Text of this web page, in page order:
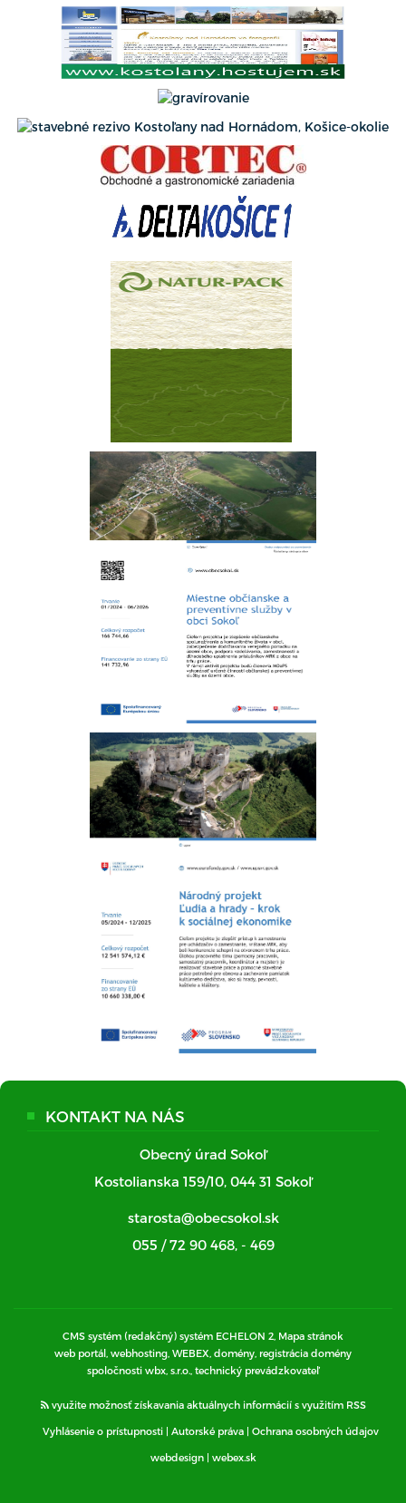
KONTAKT NA NÁS
Obecný úrad Sokoľ
Kostolianska 159/10, 044 31 Sokoľ
starosta@obecsokol.sk
055 / 72 90 468, - 469
CMS systém (redakčný) systém ECHELON 2, Mapa stránok
web portál, webhosting, WEBEX, domény, registrácia domény
spoločnosti wbx, s.r.o., technický prevádzkovateľ
využite možnosť získavania aktuálnych informácií s využitím RSS
Vyhlásenie o prístupnosti | Autorské práva | Ochrana osobných údajov
webdesign| webex.sk